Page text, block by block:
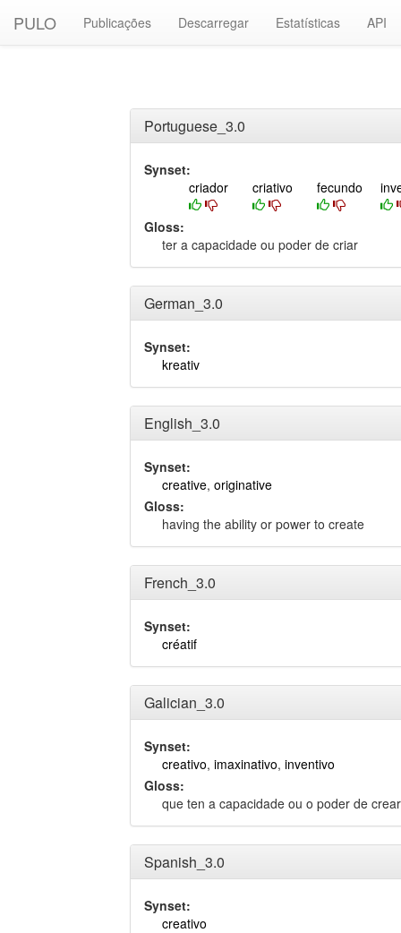
PULO Publicações Descarregar Estatísticas API
Portuguese_3.0
Synset:
criador
criativo fecundo
Gloss:
ter a capacidade ou poder de criar
German_3.0
Synset:
kreativ
English_3.0
Synset:
creative, originative
Gloss:
having the ability or power to create
French_3.0
Synset:
créatif
Galician_3.0
Synset:
creativo, imaxinativo, inventivo
Gloss:
que ten a capacidade ou o poder de crear
Spanish_3.0
Synset:
creativo